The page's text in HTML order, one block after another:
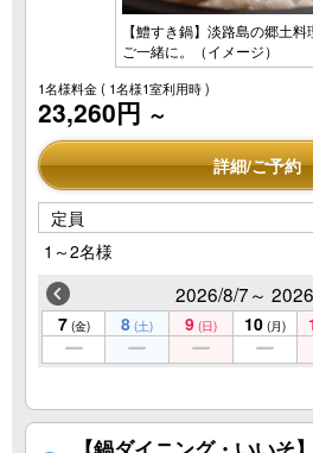
【鱧すき鍋】淡路島の郷土
ご一緒に。（イメージ）
1名様料金( 1名様1室利用時 )
23,260円 ～
詳細/ご予約
定員
1～2名様
2026/8/7～
7 (金) 8 (土) 9 (日) 10 (月)